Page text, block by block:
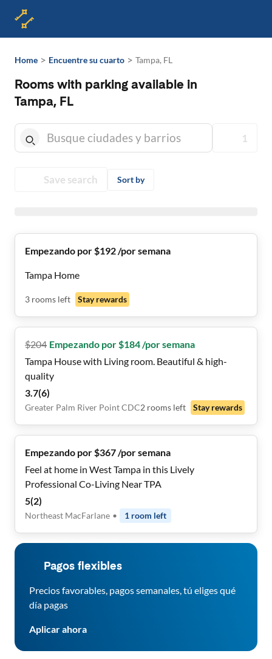
Home > Encuentre su cuarto > Tampa, FL
Rooms with parking available in
Tampa, FL
1
Save search Sort by
Empezando por $192 /por semana
Tampa Home
3 rooms left Stay rewards
$204 Empezando por $184 /por semana
Tampa House with Living room. Beautiful & high-
quality
3.7(6)
Greater Palm River Point CDC2 rooms left Stay rewards
Empezando por $367 /por semana
Feel at home in West Tampa in this Lively
Professional Co-Living Near TPA
5(2)
Northeast MacFarlane • 1 room left
Pagos flexibles
Precios favorables, pagos semanales, tú eliges qué
día pagas
Aplicar ahora